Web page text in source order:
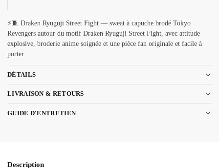
⚡🧵 Draken Ryuguji Street Fight — sweat à capuche brodé Tokyo
Revengers autour du motif Draken Ryuguji Street Fight, avec attitude
explosive, broderie anime soignée et une pièce fan originale et facile à
porter.
DÉTAILS
LIVRAISON & RETOURS
GUIDE D'ENTRETIEN
Description